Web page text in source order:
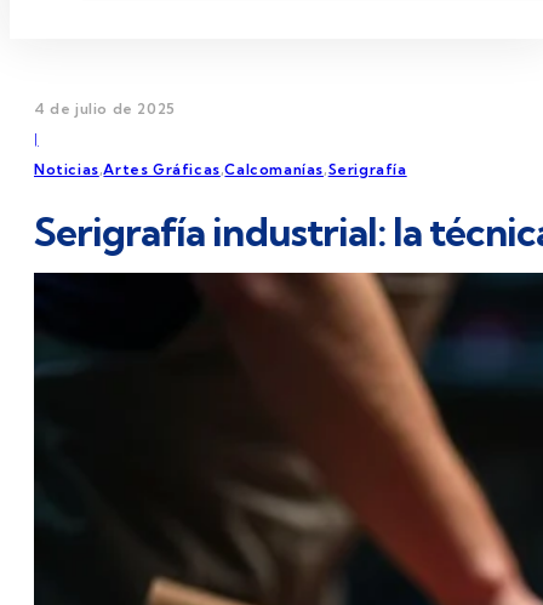
4 de julio de 2025
|
Noticias,Artes Gráficas,Calcomanías,Serigrafía
Serigrafía industrial: la